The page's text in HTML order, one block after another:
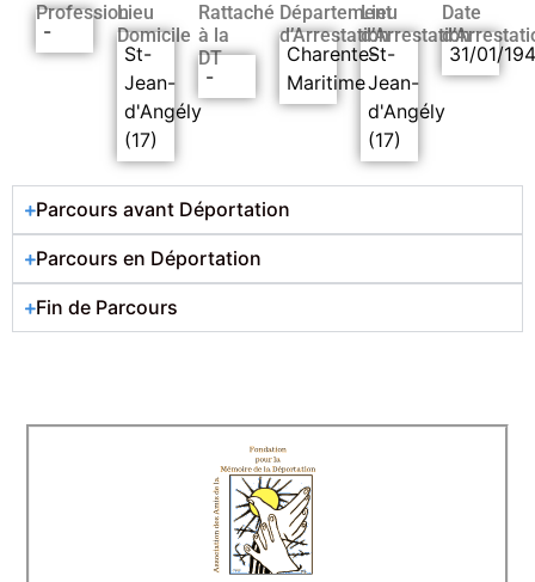
Profession
-
Lieu
Domicile
St-
Jean-
d'Angély
(17)
Rattaché
à la
DT
-
Département
d’Arrestation
Charente-
Maritime
Lieu
d’Arrestation
St-
Jean-
d'Angély
(17)
Date
31/01/
Parcours avant Déportation
Parcours en Déportation
Fin de Parcours